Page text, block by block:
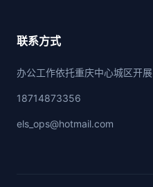
联系方式
办公工作依托重庆中心城区开展
18714873356
els_ops@hotmail.com